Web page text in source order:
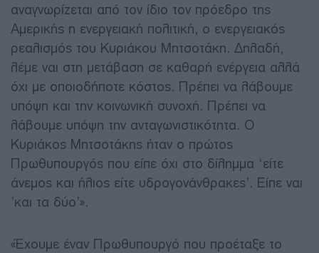
αναγνωρίζεται από τον ίδιο τον πρόεδρο της
Αμερικής η ενεργειακή πολιτική, ο ενεργειακός
ρεαλισμός του Κυριάκου Μητσοτάκη. Δηλαδή,
λέμε ναι στη μετάβαση σε καθαρή ενέργεια αλλά
όχι με οποιοδήποτε κόστος. Πρέπει να λάβουμε
υπόψη και την κοινωνική συνοχή. Πρέπει να
λάβουμε υπόψη την ανταγωνιστικότητα. Ο
Κυριάκος Μητσοτάκης ήταν ο πρώτος
Πρωθυπουργός που είπε όχι στο δίλημμα ‘είτε
άνεμος και ήλιος είτε υδρογονάνθρακες’. Είπε ναι
’και τα δύο’».
«Έχουμε έναν Πρωθυπουργό που προέταξε το